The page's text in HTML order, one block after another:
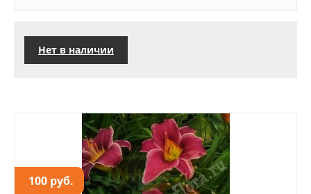
Нет в наличии
100 руб.